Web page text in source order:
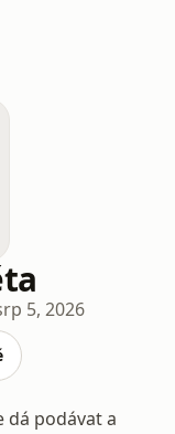
5, 2026
dá podávat a